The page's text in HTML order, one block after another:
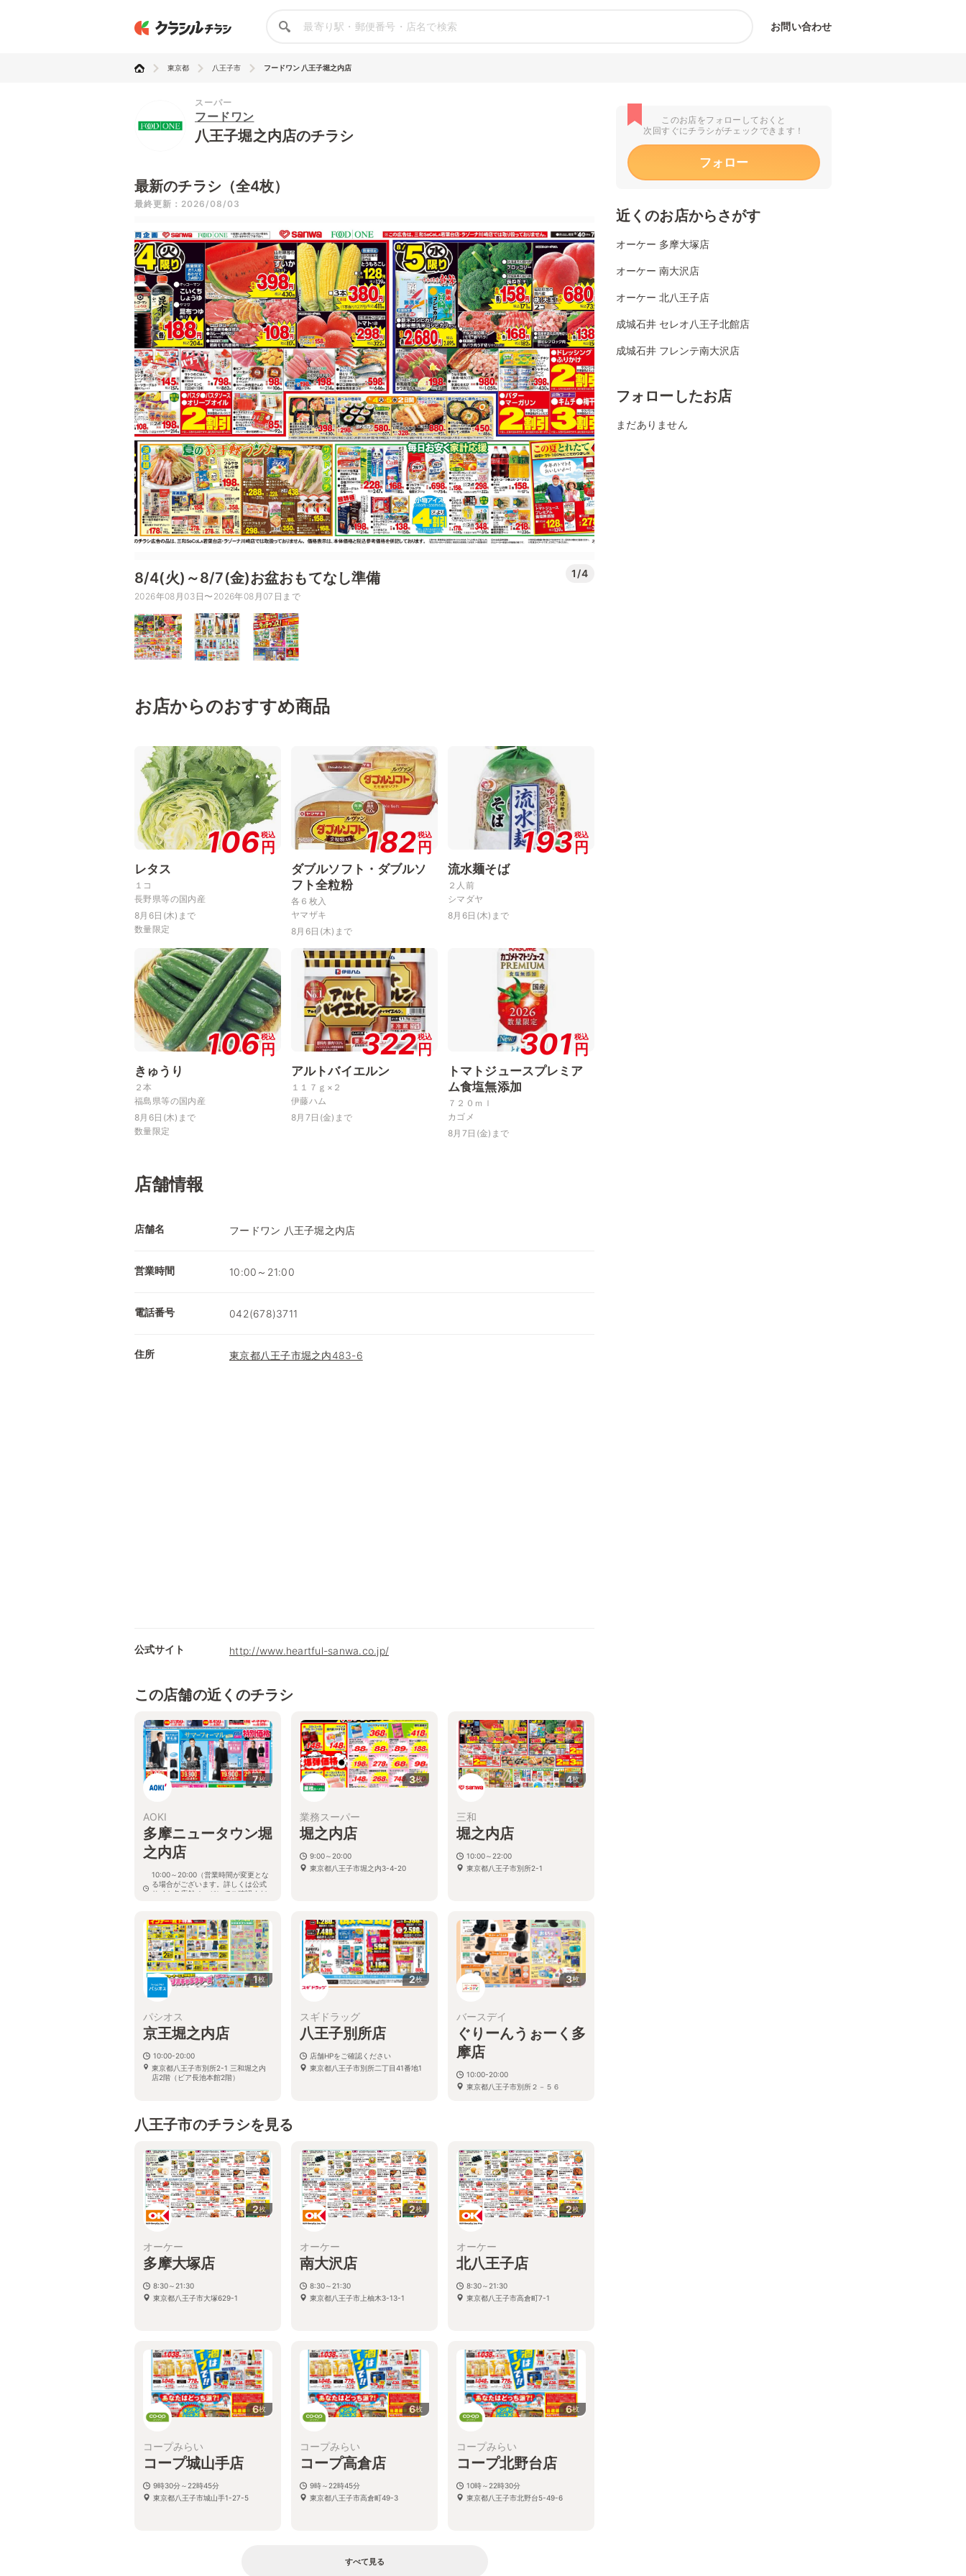
お問い合わせ
東京都 八王子市 フードワン 八王子堀之内店
スーパー
フードワン
八王子堀之内店のチラシ
最新のチラシ（全4枚）
最終更新：2026/08/03
8/4(火)～8/7(金)お盆おもてなし準備 1/4
2026年08月03日〜2026年08月07日まで
お店からのおすすめ商品
106税込
円
レタス
１コ
長野県等の国内産
8月6日(木)まで
数量限定
182税込
円
ダブルソフト・ダブルソ
フト全粒粉
各６枚入
ヤマザキ
8月6日(木)まで
193 税込
円
流水麺そば
２人前
シマダヤ
8月6日(木)まで
106税込
円
きゅうり
２本
福島県等の国内産
8月6日(木)まで
数量限定
322税込
円
アルトバイエルン
１１７ｇ×２
伊藤ハム
8月7日(金)まで
301 税込
円
トマトジュースプレミア
ム食塩無添加
７２０ｍｌ
カゴメ
8月7日(金)まで
店舗情報
店舗名 フードワン 八王子堀之内店
営業時間 10:00～21:00
電話番号 042(678)3711
住所 東京都八王子市堀之内483-6
公式サイト http://www.heartful-sanwa.co.jp/
この店舗の近くのチラシ
7枚
AOKI
多摩ニュータウン堀
之内店
10:00～20:00（営業時間が変更とな
る場合がございます。詳しくは公式
サイト各店舗ページにてご確認くだ
3枚
業務スーパー
堀之内店
9:00～20:00
東京都八王子市堀之内3-4-20
4枚
三和
堀之内店
10:00～22:00
東京都八王子市別所2-1
1枚
パシオス
京王堀之内店
10:00-20:00
東京都八王子市別所2-1 三和堀之内
店2階（ビア長池本館2階）
2枚
スギドラッグ
八王子別所店
店舗HPをご確認ください
東京都八王子市別所二丁目41番地1
3枚
バースデイ
ぐりーんうぉーく多
摩店
10:00-20:00
東京都八王子市別所２－５６
八王子市のチラシを見る
2枚
オーケー
多摩大塚店
8:30～21:30
東京都八王子市大塚629-1
2枚
オーケー
南大沢店
8:30～21:30
東京都八王子市上柚木3-13-1
2枚
オーケー
北八王子店
8:30～21:30
東京都八王子市高倉町7-1
6枚
コープみらい
コープ城山手店
9時30分～22時45分
東京都八王子市城山手1-27-5
6枚
コープみらい
コープ高倉店
9時～22時45分
東京都八王子市高倉町49-3
6枚
コープみらい
コープ北野台店
10時～22時30分
東京都八王子市北野台5-49-6
すべて見る
このお店をフォローしておくと
次回すぐにチラシがチェックできます！
フォロー
近くのお店からさがす
オーケー 多摩大塚店
オーケー 南大沢店
オーケー 北八王子店
成城石井 セレオ八王子北館店
成城石井 フレンテ南大沢店
フォローしたお店
まだありません